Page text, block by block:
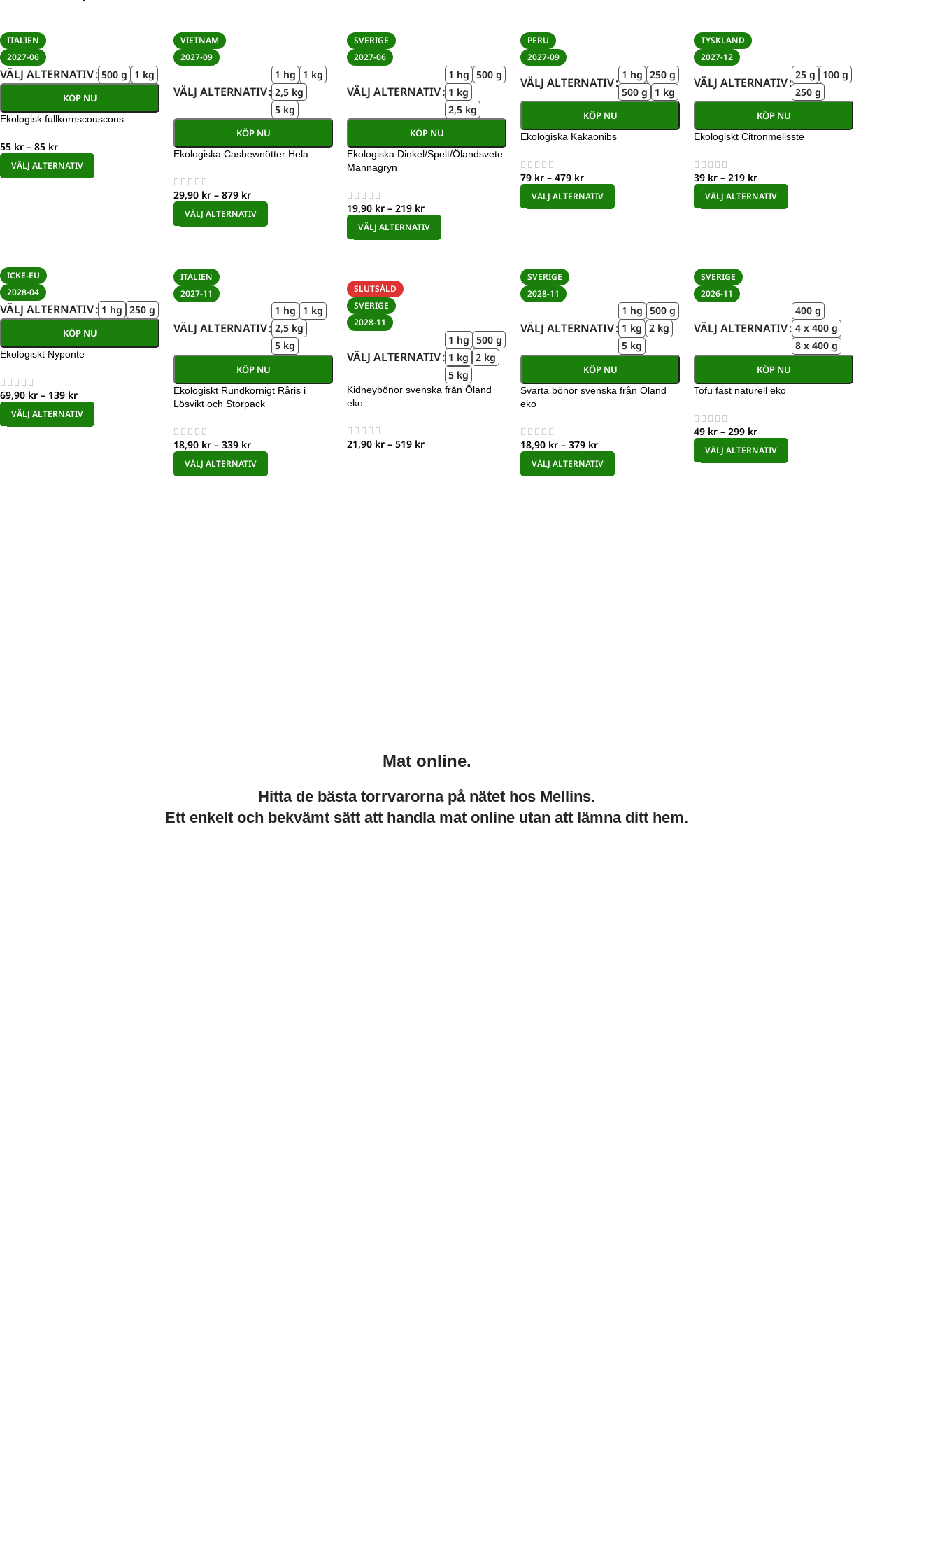
ITALIEN
2027-06
VÄLJ ALTERNATIV 500 g 1 kg
KÖP NU
Ekologisk fullkornscouscous
55 kr – 85 kr
VÄLJ ALTERNATIV
VIETNAM
2027-09
VÄLJ ALTERNATIV
1 hg
1 kg
2,5 kg
5 kg
KÖP NU
Ekologiska Cashewnötter Hela
29,90 kr – 879 kr
VÄLJ ALTERNATIV
SVERIGE
2027-06
VÄLJ ALTERNATIV
1 hg 500 g
1 kg
2,5 kg
KÖP NU
Ekologiska Dinkel/Spelt/Ölandsvete
Mannagryn
19,90 kr – 219 kr
VÄLJ ALTERNATIV
PERU
2027-09
VÄLJ ALTERNATIV
1 hg 250 g
500 g
1 kg
KÖP NU
Ekologiska Kakaonibs
79 kr – 479 kr
VÄLJ ALTERNATIV
TYSKLAND
2027-12
VÄLJ ALTERNATIV
25 g
100 g
250 g
KÖP NU
Ekologiskt Citronmelisste
39 kr – 219 kr
VÄLJ ALTERNATIV
ICKE-EU
2028-04
VÄLJ ALTERNATIV 1 hg 250 g
KÖP NU
Ekologiskt Nyponte
69,90 kr – 139 kr
VÄLJ ALTERNATIV
ITALIEN
2027-11
VÄLJ ALTERNATIV
1 hg
1 kg
2,5 kg
5 kg
KÖP NU
Ekologiskt Rundkornigt Råris i
Lösvikt och Storpack
18,90 kr – 339 kr
VÄLJ ALTERNATIV
SLUTSÅLD
SVERIGE
2028-11
VÄLJ ALTERNATIV
1 hg 500 g
1 kg 2 kg
5 kg
Kidneybönor svenska från Öland
eko
21,90 kr – 519 kr
SVERIGE
2028-11
VÄLJ ALTERNATIV
1 hg 500 g
1 kg 2 kg
5 kg
KÖP NU
Svarta bönor svenska från Öland
eko
18,90 kr – 379 kr
VÄLJ ALTERNATIV
SVERIGE
2026-11
VÄLJ ALTERNATIV
400 g
4 x 400 g
8 x 400 g
KÖP NU
Tofu fast naturell eko
49 kr – 299 kr
VÄLJ ALTERNATIV
Mat online.
Hitta de bästa torrvarorna på nätet hos Mellins.
Ett enkelt och bekvämt sätt att handla mat online utan att lämna ditt hem.